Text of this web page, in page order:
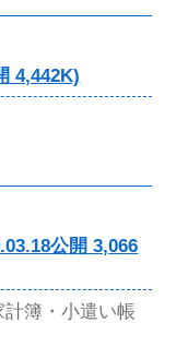
4,442K)
公開 3,066
簿・小遣い帳